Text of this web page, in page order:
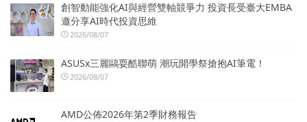
創智動能強化AI與經營雙軸競爭力 投資長受臺大EMBA
邀分享AI時代投資思維
2026/08/07
ASUSx三麗鷗耍酷聯萌 潮玩開學祭搶抱AI筆電！
2026/08/07
AMD公佈2026年第2季財務報告